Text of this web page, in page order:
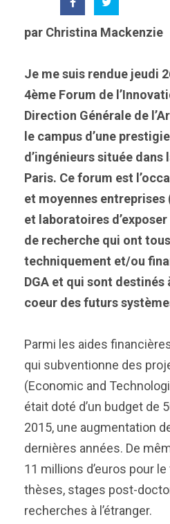
par Christina Mackenzie
Je me suis rendue jeudi
4ème Forum de
Direction Générale de
le campus d’une
d’ingénieurs située dans
Paris. Ce forum est
et moyennes
et laboratoires
de recherche qui ont
techniquement et/ou
DGA et qui sont destinés
coeur des futurs
Parmi les aides
qui subventionne des
(Economic and
était doté d’un budget de
2015, une augmentation
dernières années. De
11 millions d’euros pour
thèses, stages post-
recherches à l’étranger.